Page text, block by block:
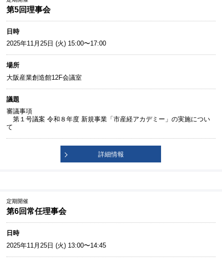
第5回理事会
日時
2025年11月25日 (火) 15:00〜17:00
場所
大阪産業創造館12F会議室
議題
審議事項
第１号議案 令和８年度 新規事業「市産経アカデミー」の実施につい
て
詳細情報
定期開催
第6回常任理事会
日時
2025年11月25日 (火) 13:00〜14:45